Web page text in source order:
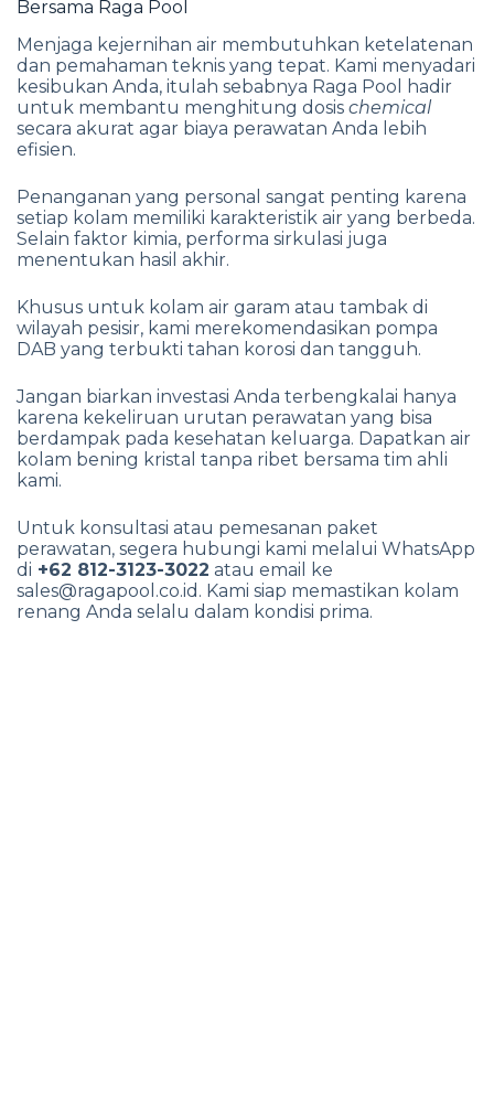
Bersama Raga Pool
Menjaga kejernihan air membutuhkan ketelatenan
dan pemahaman teknis yang tepat. Kami menyadari
kesibukan Anda, itulah sebabnya Raga Pool hadir
untuk membantu menghitung dosis chemical
secara akurat agar biaya perawatan Anda lebih
efisien.
Penanganan yang personal sangat penting karena
setiap kolam memiliki karakteristik air yang berbeda.
Selain faktor kimia, performa sirkulasi juga
menentukan hasil akhir.
Khusus untuk kolam air garam atau tambak di
wilayah pesisir, kami merekomendasikan pompa
DAB yang terbukti tahan korosi dan tangguh.
Jangan biarkan investasi Anda terbengkalai hanya
karena kekeliruan urutan perawatan yang bisa
berdampak pada kesehatan keluarga. Dapatkan air
kolam bening kristal tanpa ribet bersama tim ahli
kami.
Untuk konsultasi atau pemesanan paket
perawatan, segera hubungi kami melalui WhatsApp
di +62 812-3123-3022 atau email ke
sales@ragapool.co.id . Kami siap memastikan kolam
renang Anda selalu dalam kondisi prima.